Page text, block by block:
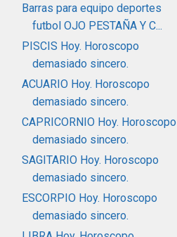
Barras para equipo deportes
futbol OJO PESTAÑA Y C...
PISCIS Hoy. Horoscopo
demasiado sincero.
ACUARIO Hoy. Horoscopo
demasiado sincero.
CAPRICORNIO Hoy. Horoscopo
demasiado sincero.
SAGITARIO Hoy. Horoscopo
demasiado sincero.
ESCORPIO Hoy. Horoscopo
demasiado sincero.